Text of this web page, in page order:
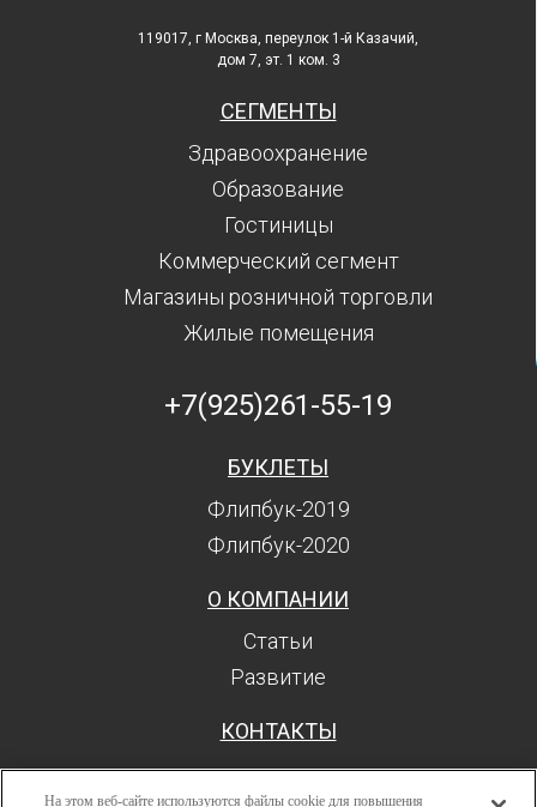
119017, г Москва, переулок 1-й Казачий,
дом 7, эт. 1 ком. 3
СЕГМЕНТЫ
Здравоохранение
Образование
Гостиницы
Коммерческий сегмент
Магазины розничной торговли
Жилые помещения
+7(925)261-55-19
БУКЛЕТЫ
Флипбук-2019
Флипбук-2020
О КОМПАНИИ
Статьи
Развитие
КОНТАКТЫ
На этом веб-сайте используются файлы cookie для повышения